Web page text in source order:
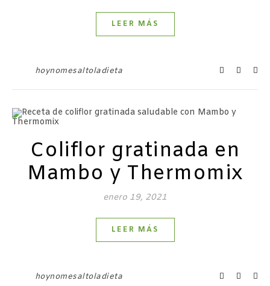
LEER MÁS
hoynomesaltoladieta
Coliflor gratinada en
Mambo y Thermomix
enero 19, 2021
LEER MÁS
hoynomesaltoladieta